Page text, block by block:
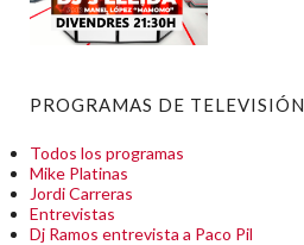
PROGRAMAS DE TELEVISIÓN
Todos los programas
Mike Platinas
Jordi Carreras
Entrevistas
Dj Ramos entrevista a Paco Pil